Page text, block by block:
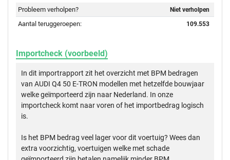
Probleem verholpen?
Niet verholpen
Aantal teruggeroepen: 109.553
Importcheck (voorbeeld)
In dit importrapport zit het overzicht met BPM bedragen
van AUDI Q4 50 E-TRON modellen met hetzelfde bouwjaar
welke geïmporteerd zijn naar Nederland. In onze
importcheck komt naar voren of het importbedrag logisch
is.
Is het BPM bedrag veel lager voor dit voertuig? Wees dan
extra voorzichtig, voertuigen welke met schade